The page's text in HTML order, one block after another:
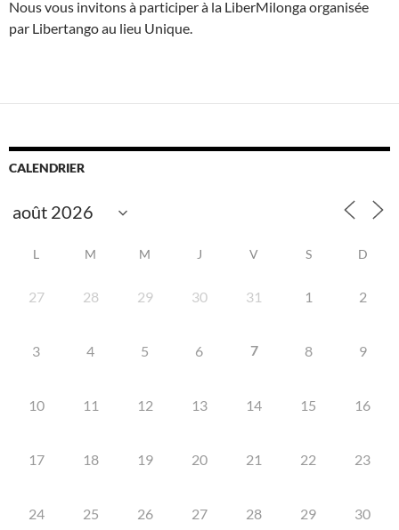
Nous vous invitons à participer à la LiberMilonga organisée
par Libertango au lieu Unique.
CALENDRIER
L M M J V S D
27 28 29 30 31 1 2
3 4 5 6 7 8 9
10 11 12 13 14 15 16
17 18 19 20 21 22 23
24 25 26 27 28 29 30